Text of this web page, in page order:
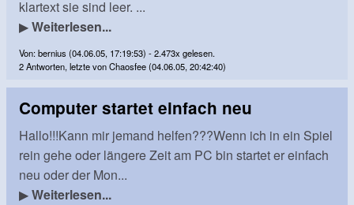
klartext sie sind leer. ...
▶Weiterlesen...
Von: bernius (04.06.05, 17:19:53) - 2.473x gelesen.
2 Antworten, letzte von Chaosfee (04.06.05, 20:42:40)
Computer startet einfach neu
Hallo!!!Kann mir jemand helfen???Wenn ich in ein Spiel
rein gehe oder längere Zeit am PC bin startet er einfach
neu oder der Mon...
▶Weiterlesen...